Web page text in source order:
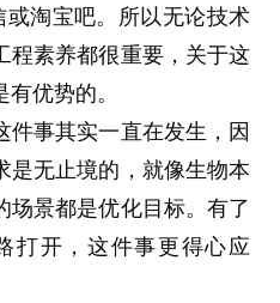
淘宝吧。所以无论技术
程素养都很重要，关于这
优势的。
件事其实一直在发生，因
是无止境的，就像生物本
场景都是优化目标。有了
打开，这件事更得心应